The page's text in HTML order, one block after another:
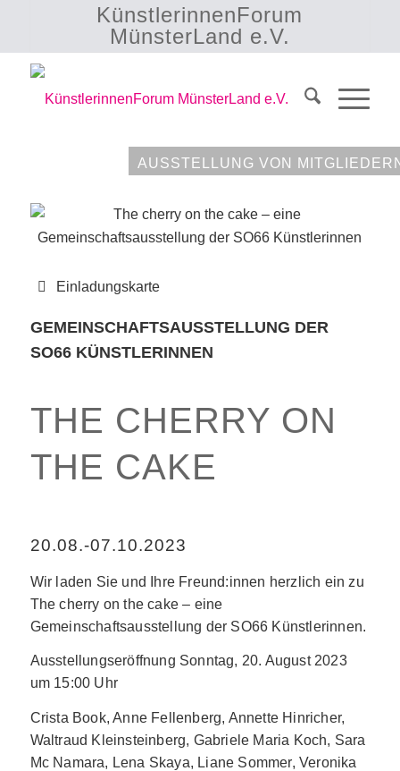
KünstlerinnenForum
MünsterLand e.V.
AUSSTELLUNG VON
Einladungskarte
GEMEINSCHAFTSAUSSTELLUNG DER
SO66 KÜNSTLERINNEN
THE CHERRY ON
THE CAKE
20.08.-07.10.2023
Wir laden Sie und Ihre Freund:innen herzlich ein zu
The cherry on the cake – eine
Gemeinschaftsausstellung der SO66 Künstlerinnen.
Ausstellungseröffnung Sonntag, 20. August 2023
um 15:00 Uhr
Crista Book, Anne Fellenberg, Annette Hinricher,
Waltraud Kleinsteinberg, Gabriele Maria Koch, Sara
Mc Namara, Lena Skaya, Liane Sommer, Veronika